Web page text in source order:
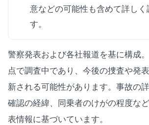
意などの可能性も含めて詳しく
す。
警察発表および各社報道を基に構成
点で調査中であり、今後の捜査や発
新される可能性があります。事故の
確認の経緯、同乗者のけがの程度な
表情報に基づいています。